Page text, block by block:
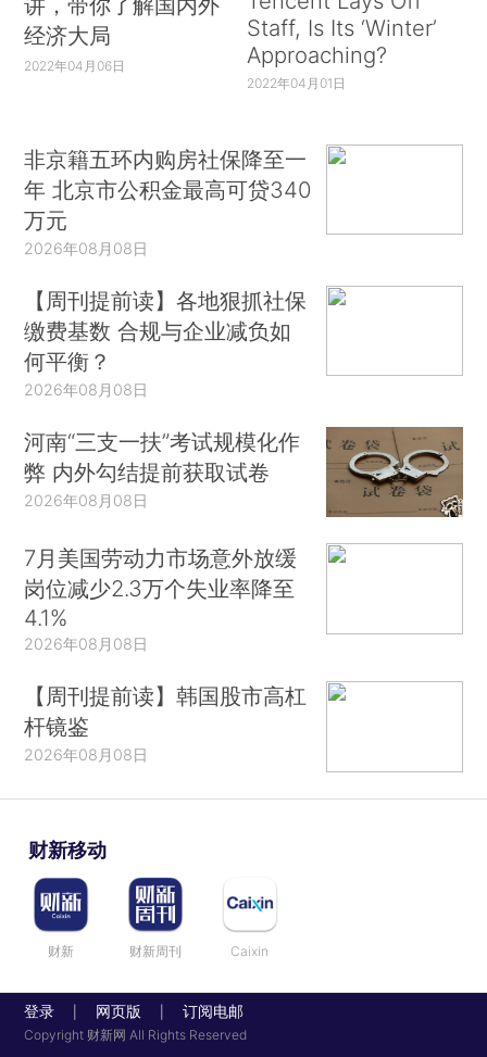
经济大局
2022年04月06日
Staff, Is Its ‘Winter’
Approaching?
2022年04月01日
非京籍五环内购房社保降至一
年 北京市公积金最高可贷340
万元
2026年08月08日
【周刊提前读】各地狠抓社保
缴费基数 合规与企业减负如
何平衡？
2026年08月08日
河南“三支一扶”考试规模化作
弊 内外勾结提前获取试卷
2026年08月08日
7月美国劳动力市场意外放缓
岗位减少2.3万个失业率降至
4.1%
2026年08月08日
【周刊提前读】韩国股市高杠
杆镜鉴
2026年08月08日
财新移动
财新 财新周刊 Caixin
登录 网页版 订阅电邮
Copyright 财新网 All Rights Reserved